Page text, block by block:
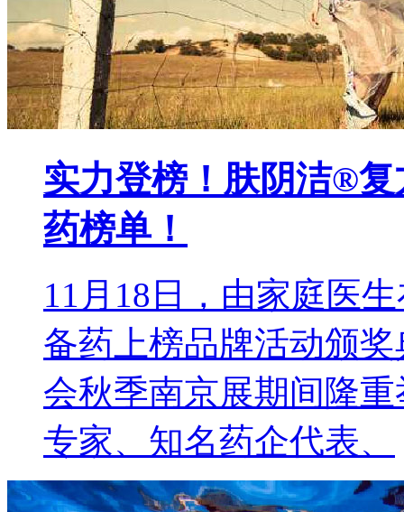
实力登榜！肤阴洁®
药榜单！
11月18日，由家庭医
备药上榜品牌活动颁
会秋季南京展期间隆
专家、知名药企代表、